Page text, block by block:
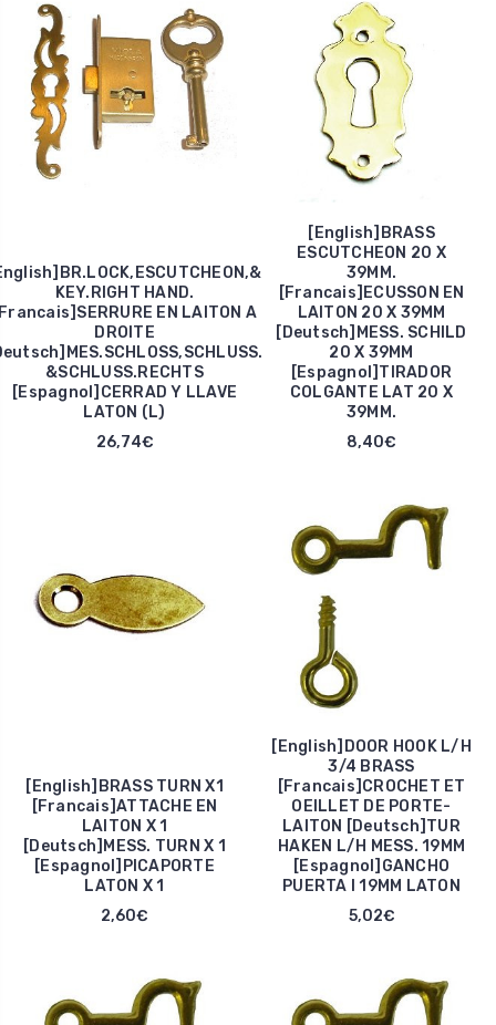
KEY.RIGHT HAND.
EN LAITON A
DROITE
&SCHLUSS.RECHTS
[Espagnol]CERRAD Y LLAVE
LATON (L)
26,74€
[English]BRASS
ESCUTCHEON 20 X
39MM.
[Francais]ECUSSON EN
LAITON 20 X 39MM
[Deutsch]MESS. SCHILD
20 X 39MM
[Espagnol]TIRADOR
COLGANTE LAT 20 X
39MM.
8,40€
[English]BRASS TURN X1
[Francais]ATTACHE EN
LAITON X 1
[Deutsch]MESS. TURN X 1
[Espagnol]PICAPORTE
LATON X 1
2,60€
[English]DOOR HOOK L/H
3/4 BRASS
[Francais]CROCHET ET
OEILLET DE PORTE-
LAITON [Deutsch]TUR
HAKEN L/H MESS. 19MM
[Espagnol]GANCHO
PUERTA I 19MM LATON
5,02€